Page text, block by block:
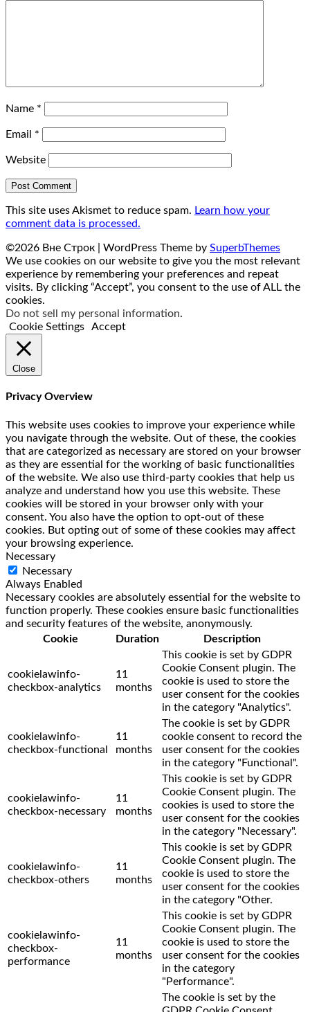
Name *
Email *
Website
This site uses Akismet to reduce spam. Learn how your
comment data is processed.
©2026 Вне Строк | WordPress Theme by SuperbThemes
We use cookies on our website to give you the most relevant
experience by remembering your preferences and repeat
visits. By clicking “Accept”, you consent to the use of ALL the
cookies.
Do not sell my personal information.
Cookie Settings
Accept
Close
Privacy Overview
This website uses cookies to improve your experience while
you navigate through the website. Out of these, the cookies
that are categorized as necessary are stored on your browser
as they are essential for the working of basic functionalities
of the website. We also use third-party cookies that help us
analyze and understand how you use this website. These
cookies will be stored in your browser only with your
consent. You also have the option to opt-out of these
cookies. But opting out of some of these cookies may affect
your browsing experience.
Necessary
Necessary
Always Enabled
Necessary cookies are absolutely essential for the website to
function properly. These cookies ensure basic functionalities
and security features of the website, anonymously.
Cookie
Duration Description
cookielawinfo-
checkbox-analytics
11
months
This cookie is set by GDPR
Cookie Consent plugin. The
cookie is used to store the
user consent for the cookies
in the category "Analytics".
cookielawinfo-
checkbox-functional
11
months
The cookie is set by GDPR
cookie consent to record the
user consent for the cookies
in the category "Functional".
cookielawinfo-
checkbox-necessary
11
months
This cookie is set by GDPR
Cookie Consent plugin. The
cookies is used to store the
user consent for the cookies
in the category "Necessary".
cookielawinfo-
checkbox-others
11
months
This cookie is set by GDPR
Cookie Consent plugin. The
cookie is used to store the
user consent for the cookies
in the category "Other.
cookielawinfo-
checkbox-
performance
11
months
This cookie is set by GDPR
Cookie Consent plugin. The
cookie is used to store the
user consent for the cookies
in the category
"Performance".
The cookie is set by the